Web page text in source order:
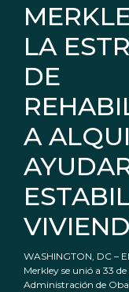
LA
DE
A
WASHINGTON, DC –
Merkley se unió a 33
Administración de